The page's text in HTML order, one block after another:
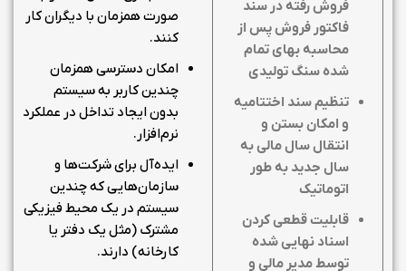
فروش رفته در سند
فاکتور فروش پس از
محاسبه بهای تمام
شده سنگ تولیدی
تنظیم سند اختتامیه
و امکان بستن و
انتقال سال مالی به
سال جدید به طور
اتوماتیک
قابلیت قطعی کردن
اسناد نهایی شده
توسط مدیر مالی و
صورت همزمان با دیگران کار
کنند.
امکان دسترسی همزمان
چندین کاربر به سیستم
بدون ایجاد تداخل در عملکرد
نرم‌افزار.
ایده‌آل برای شرکت‌ها و
سازمان‌هایی که چندین
سیستم در یک محیط فیزیکی
مشترک (مثل یک دفتر یا
کارخانه) دارند.